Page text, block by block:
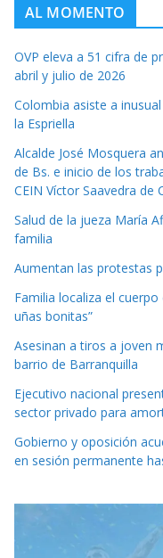
AL MOMENTO
OVP eleva a 51 cifra de
abril y julio de 2026
Colombia asiste a
la Espriella
Alcalde José Mosquera
de Bs. e inicio de los
CEIN Víctor Saavedra de
Salud de la jueza María
familia
Aumentan las protestas
Familia localiza el
uñas bonitas”
Asesinan a tiros a joven
barrio de Barranquilla
Ejecutivo nacional
sector privado para
Gobierno y oposición
en sesión permanente